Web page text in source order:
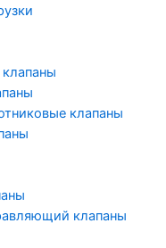
клапаны
клапаны